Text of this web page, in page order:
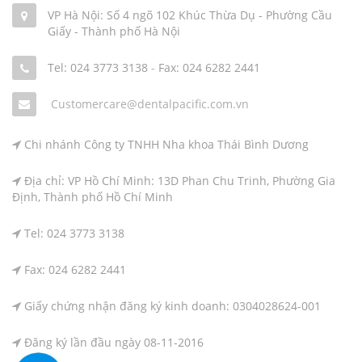
VP Hà Nội: Số 4 ngõ 102 Khúc Thừa Dụ - Phường Cầu
Giấy - Thành phố Hà Nội
Tel: 024 3773 3138 - Fax: 024 6282 2441
Customercare@dentalpacific.com.vn
Chi nhánh Công ty TNHH Nha khoa Thái Bình Dương
Địa chỉ: VP Hồ Chí Minh: 13D Phan Chu Trinh, Phường Gia
Định, Thành phố Hồ Chí Minh
Tel: 024 3773 3138
Fax: 024 6282 2441
Giấy chứng nhận đăng ký kinh doanh: 0304028624-001
Đăng ký lần đầu ngày 08-11-2016